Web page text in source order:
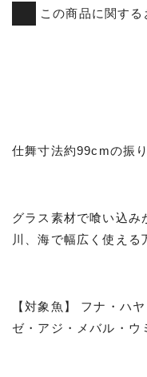
この商品に関す
仕舞寸法約99cmの振
グラス素材で喰い込み
川、海で幅広く使える
【対象魚】 フナ・ハ
ゼ・アジ・メバル・ウ